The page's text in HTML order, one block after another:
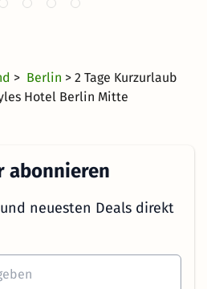
> Berlin > 2 Tage Kurzurlaub
Hotel Berlin Mitte
abonnieren
neuesten Deals direkt